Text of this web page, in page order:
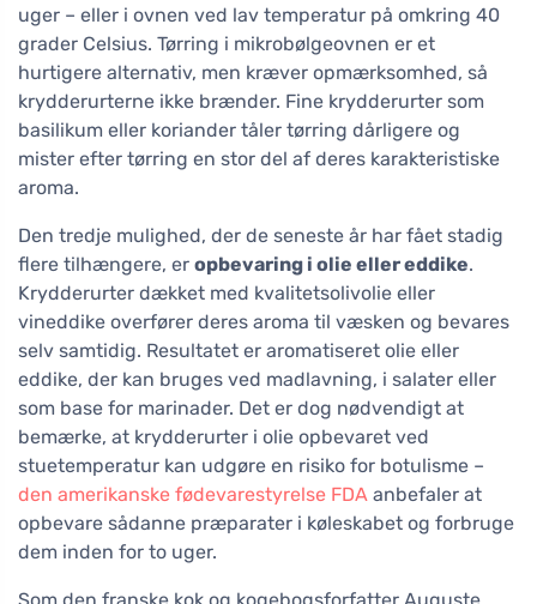
uger – eller i ovnen ved lav temperatur på omkring 40
grader Celsius. Tørring i mikrobølgeovnen er et
hurtigere alternativ, men kræver opmærksomhed, så
krydderurterne ikke brænder. Fine krydderurter som
basilikum eller koriander tåler tørring dårligere og
mister efter tørring en stor del af deres karakteristiske
aroma.
Den tredje mulighed, der de seneste år har fået stadig
flere tilhængere, er opbevaring i olie eller eddike.
Krydderurter dækket med kvalitetsolivolie eller
vineddike overfører deres aroma til væsken og bevares
selv samtidig. Resultatet er aromatiseret olie eller
eddike, der kan bruges ved madlavning, i salater eller
som base for marinader. Det er dog nødvendigt at
bemærke, at krydderurter i olie opbevaret ved
stuetemperatur kan udgøre en risiko for botulisme –
den amerikanske fødevarestyrelse FDA anbefaler at
opbevare sådanne præparater i køleskabet og forbruge
dem inden for to uger.